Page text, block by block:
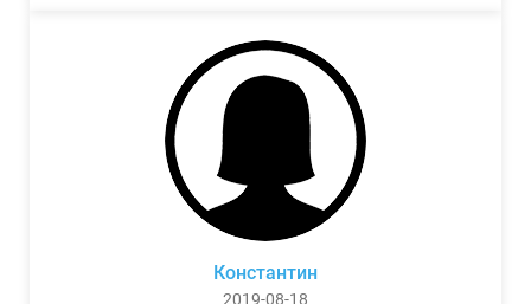
Константин
2019-08-18